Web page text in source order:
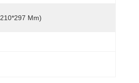
Mm)